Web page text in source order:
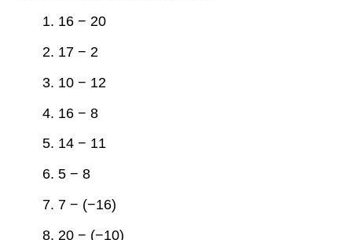
1. 16 − 20
2. 17 − 2
3. 10 − 12
4. 16 − 8
5. 14 − 11
6. 5 − 8
7. 7 − (−16)
8. 20 − (−10)